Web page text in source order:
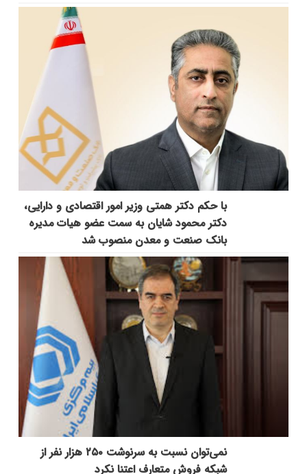
با حکم دکتر همتی وزیر امور اقتصادی و دارایی،
دکتر محمود شایان به سمت عضو هیات مدیره
بانک صنعت و معدن منصوب شد
نمی‌توان نسبت به سرنوشت ۲۵۰ هزار نفر از
شبکه فروش متعارف اعتنا نکرد